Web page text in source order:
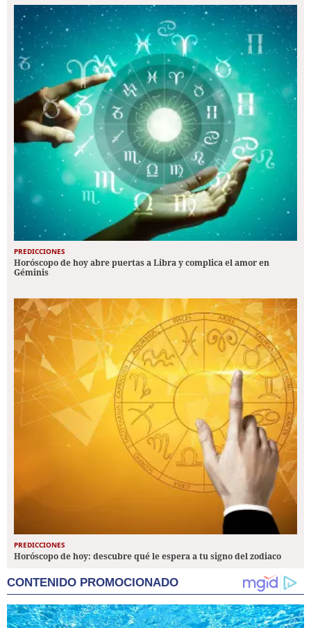
PREDICCIONES
Horóscopo de hoy abre puertas a Libra y complica el amor en
Géminis
PREDICCIONES
Horóscopo de hoy: descubre qué le espera a tu signo del zodiaco
CONTENIDO PROMOCIONADO